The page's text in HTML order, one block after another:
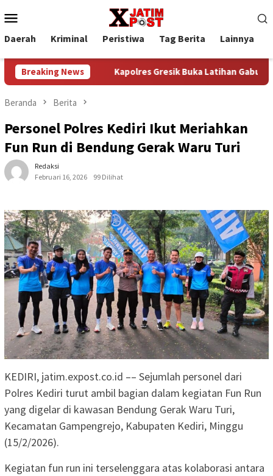
ke
kontenMobile
Daerah Kriminal Peristiwa Tag Berita Lainnya
Breaking NewsKapolres Gresik Buka Latihan Gabungan Saka
Beranda Berita
Personel Polres Kediri Ikut Meriahkan
Fun Run di Bendung Gerak Waru Turi
Redaksi
Februari 16, 2026
99 Dilihat
KEDIRI, jatim.expost.co.id –– Sejumlah personel dari
Polres Kediri turut ambil bagian dalam kegiatan Fun Run
yang digelar di kawasan Bendung Gerak Waru Turi,
Kecamatan Gampengrejo, Kabupaten Kediri, Minggu
(15/2/2026).
Kegiatan fun run ini terselenggara atas kolaborasi antara